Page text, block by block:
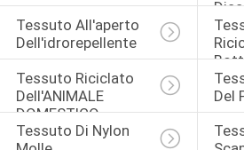
Tessuto All'aperto
Dell'idrorepellente
Tessuto Riciclato
Dell'ANIMALE
DOMESTICO
Del
Tessuto Di Nylon